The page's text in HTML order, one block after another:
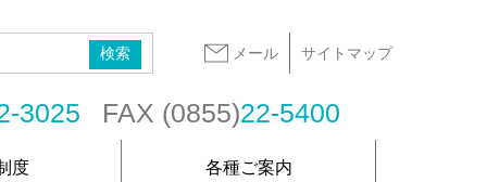
メール サイトマップ
3025 FAX (0855)22-5400
度 各種ご案内